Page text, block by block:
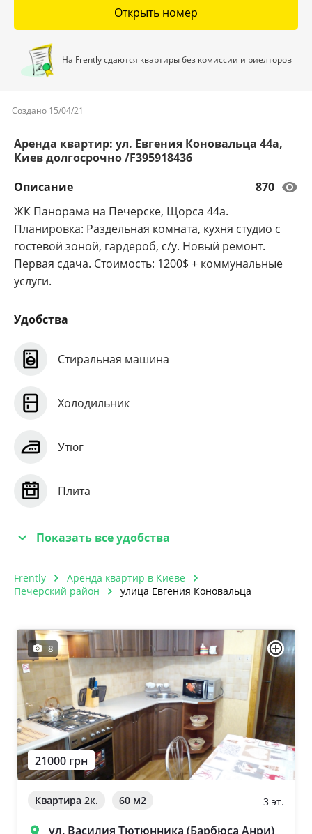
Открыть номер
На Frently сдаются квартиры без комиссии и риелторов
Создано 15/04/21
Аренда квартир: ул. Евгения Коновальца 44а,
Киев долгосрочно /F395918436
Описание
870
ЖК Панорама на Печерске, Щорса 44а.
Планировка: Раздельная комната, кухня студио с
гостевой зоной, гардероб, с/у. Новый ремонт.
Первая сдача. Стоимость: 1200$ + коммунальные
услуги.
Удобства
Стиральная машина
Холодильник
Утюг
Плита
Показать все удобства
Frently
Аренда квартир в Киеве
Печерский район
улица Евгения Коновальца
8
21000 грн
Квартира 2к. 60 м2 3 эт.
ул. Василия Тютюнника (Барбюса Анри)